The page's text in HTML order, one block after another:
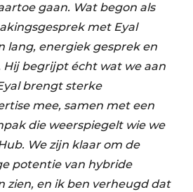
gaan. Wat begon als
met Eyal
lang, energiek gesprek en
Hij begrijpt écht wat we aan
brengt sterke
mee, samen met een
die weerspiegelt wie we
We zijn klaar om de
potentie van hybride
zien, en ik ben verheugd dat